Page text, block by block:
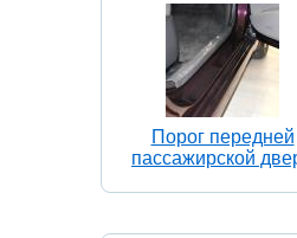
Порог передней
пассажирской